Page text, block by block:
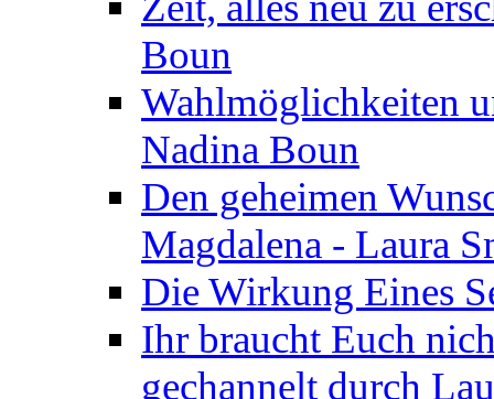
Boun
Wahlmöglichkeiten
Nadina Boun
Den geheimen
Magdalena - Laura
Die Wirkung Eines
Ihr braucht Euch
gechannelt durch